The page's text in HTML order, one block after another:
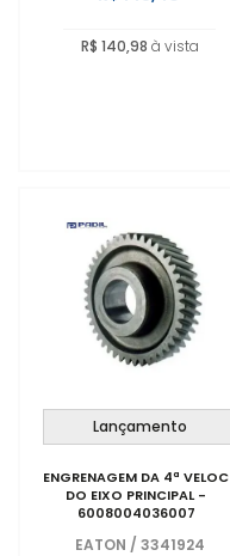
R$ 140,98 à vista
Lançamento
ENGRENAGEM DA 4ª VELOC
DO EIXO PRINCIPAL -
6008004036007
EATON / 3341924